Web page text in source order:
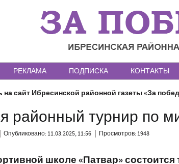
РЕКЛАМА ПОДПИСКА КОНТАКТЫ
сайт Ибресинской районной газеты «За
районный турнир по
Опубликовано: 11.03.2025, 11:56 Просмотров: 1948
школе «Патвар»